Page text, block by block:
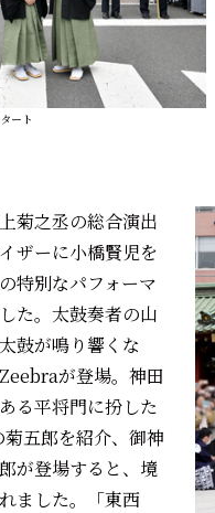
ート
菊之丞の総合演出
ザーに小橋賢児を
特別なパフォーマ
た。太鼓奏者の山
鼓が鳴り響くな
が登場。神田
る平将門に扮した
五郎を紹介、御神
が登場すると、境
ました。「東西